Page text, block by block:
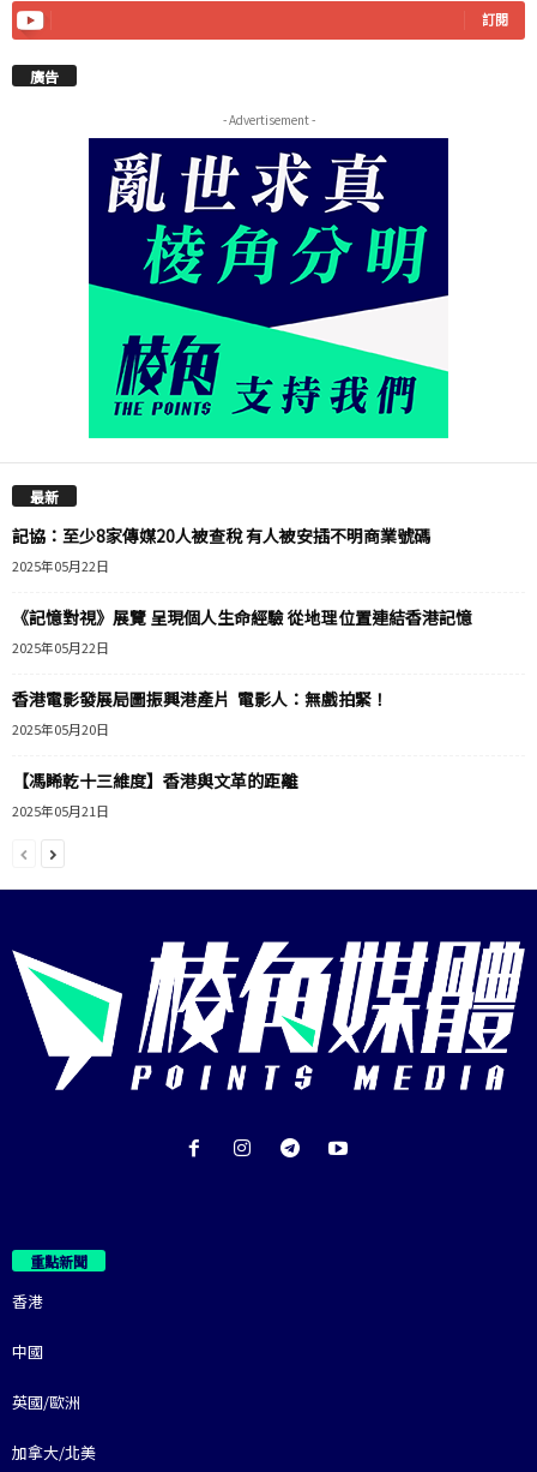
訂閱
廣告
- Advertisement -
最新
記協：至少8家傳媒20人被查稅 有人被安插不明商業號碼
2025年05月22日
《記憶對視》展覽 呈現個人生命經驗 從地理位置連結香港記憶
2025年05月22日
香港電影發展局圖振興港產片 電影人：無戲拍緊！
2025年05月20日
【馮睎乾十三維度】香港與文革的距離
2025年05月21日
重點新聞
香港
中國
英國/歐洲
加拿大/北美